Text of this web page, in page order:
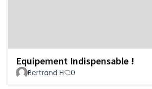
Equipement Indispensable !
Bertrand H 0